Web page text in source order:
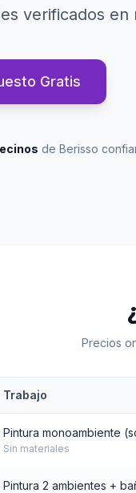
verificados en
Gratis
de Berisso
Precios
Trabajo
Pintura monoambiente
Sin materiales
Pintura 2 ambientes +